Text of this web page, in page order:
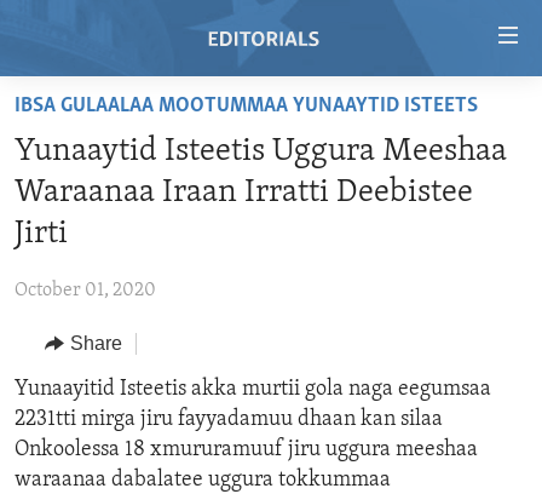
Skip
main
content
Skip
to
main
Search
RADIO
AMERICAS
ASIA
EUROPE
MIDDLE EAST
TOPICS
HUMAN RIGHTS
SECURITY AND DEFENSE
AID AND DEVELOPMENT
DEMOCRACY AND GOVERNANCE
ARCHIVE
ABOUT US
FOLLOW US
IBSA GULAALAA MOOTUMMAA YUNAAYTID ISTEETS
Yunaaytid Isteetis Uggura Meeshaa
Waraanaa Iraan Irratti Deebistee
Jirti
October 01, 2020
Share
Yunaayitid Isteetis akka murtii gola naga eegumsaa
2231tti mirga jiru fayyadamuu dhaan kan silaa
Onkoolessa 18 xmururamuuf jiru uggura meeshaa
waraanaa dabalatee uggura tokkummaa